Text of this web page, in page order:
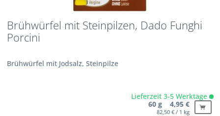
Brühwürfel mit Steinpilzen, Dado Funghi
Porcini
Brühwürfel mit Jodsalz, Steinpilze
Lieferzeit 3-5 Werktage
60 g 4,95 €
82,50 € / 1 kg